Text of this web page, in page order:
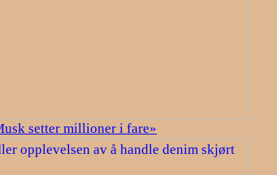
setter millioner i fare»